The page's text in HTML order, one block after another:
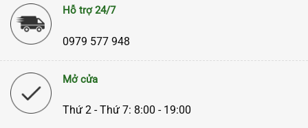
Hỗ trợ 24/7
0979 577 948
Mở cửa
Thứ 2 - Thứ 7: 8:00 - 19:00